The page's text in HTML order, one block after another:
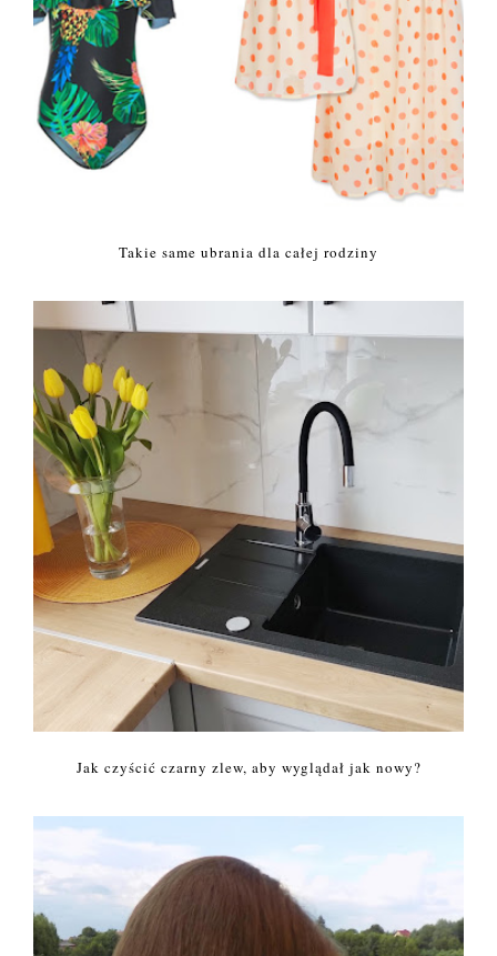
Takie same ubrania dla całej rodziny
Jak czyścić czarny zlew, aby wyglądał jak nowy?